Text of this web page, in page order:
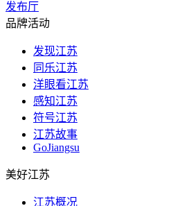
发布厅
品牌活动
发现江苏
同乐江苏
洋眼看江苏
感知江苏
符号江苏
江苏故事
GoJiangsu
美好江苏
江苏概况